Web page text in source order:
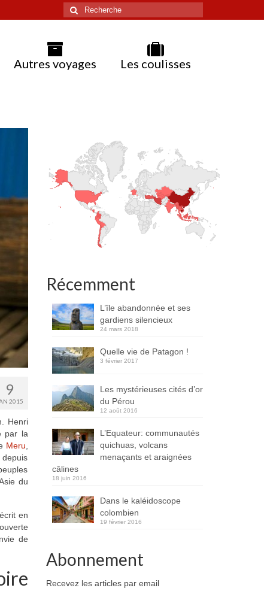
Rechercher
:
Autres voyages Les coulisses
9
2015
Henri
par la
Meru
depuis
du
en
de
Récemment
L’île abandonnée et ses
gardiens silencieux
24 mars 2018
Quelle vie de Patagon !
3 février 2017
Les mystérieuses cités d’or
du Pérou
12 août 2016
L’Equateur: communautés
quichuas, volcans
menaçants et araignées
câlines
18 juin 2016
Dans le kaléidoscope
colombien
19 février 2016
Abonnement
Recevez les articles par email